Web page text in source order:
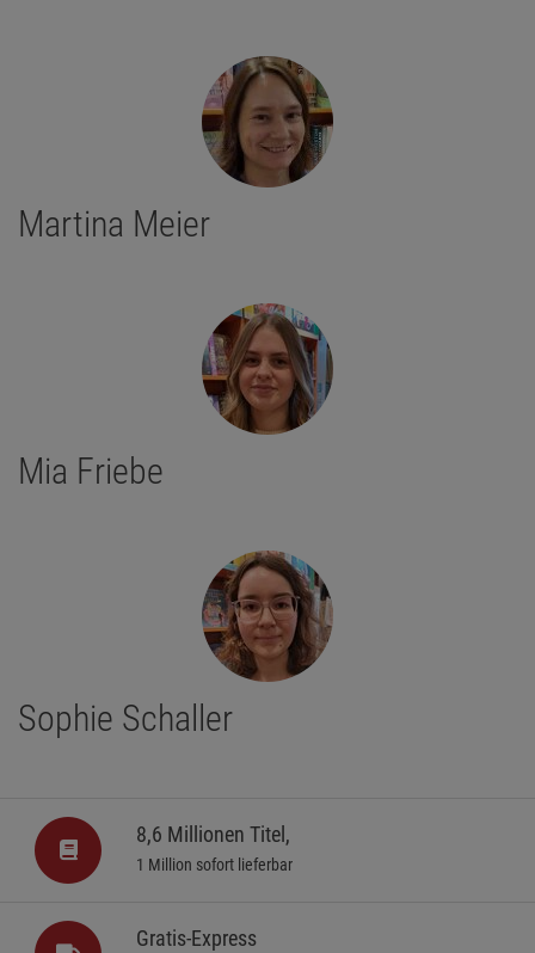
Martina Meier
Mia Friebe
Sophie Schaller
8,6 Millionen Titel,
1 Million sofort lieferbar
Gratis-Express